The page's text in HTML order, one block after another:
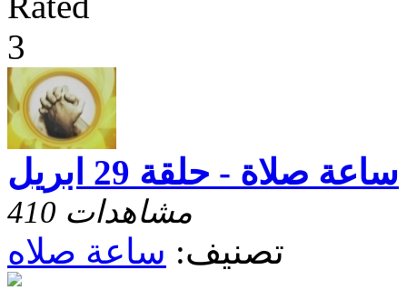
ساعة صلاة - حلقة 29 ابريل
410 مشاهدات
تصنيف: ساعة صلاه